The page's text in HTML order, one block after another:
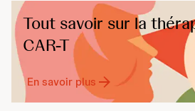
Tout savoir sur la
CAR-T
En savoir plus